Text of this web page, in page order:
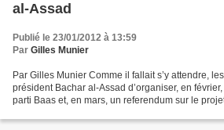
al-Assad
Publié le 23/01/2012 à 13:59
Par Gilles Munier
Par Gilles Munier Comme il fallait s’y attendre,
président Bachar al-Assad d’organiser, en
parti Baas et, en mars, un referendum sur le